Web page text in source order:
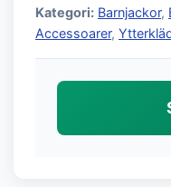
Kategori: Barnjackor,
Accessoarer,